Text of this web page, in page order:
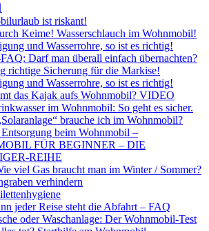
ist riskant!
Keime! Wasserschlauch im Wohnmobil!
und Wasserrohre, so ist es richtig!
Darf man überall einfach übernachten?
richtige Sicherung für die Markise!
und Wasserrohre, so ist es richtig!
das Kajak aufs Wohnmobil? VIDEO
im Wohnmobil: So geht es sicher.
brauche ich im Wohnmobil?
beim Wohnmobil –
FÜR BEGINNER – DIE
REIHE
viel Gas braucht man im Winter / Sommer?
verhindern
jeder Reise steht die Abfahrt – FAQ
oder Waschanlage: Der Wohnmobil-Test